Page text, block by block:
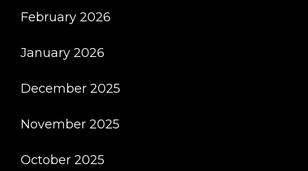
February 2026
January 2026
December 2025
November 2025
October 2025